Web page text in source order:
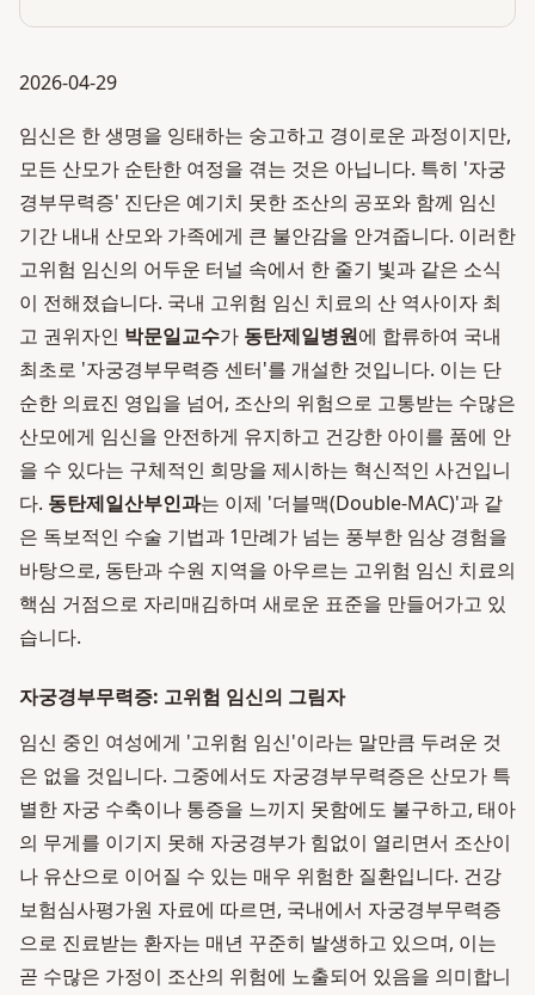
2026-04-29
임신은 한 생명을 잉태하는 숭고하고 경이로운 과정이지만,
모든 산모가 순탄한 여정을 겪는 것은 아닙니다. 특히 '자궁
경부무력증' 진단은 예기치 못한 조산의 공포와 함께 임신
기간 내내 산모와 가족에게 큰 불안감을 안겨줍니다. 이러한
고위험 임신의 어두운 터널 속에서 한 줄기 빛과 같은 소식
이 전해졌습니다. 국내 고위험 임신 치료의 산 역사이자 최
고 권위자인 박문일교수가 동탄제일병원에 합류하여 국내
최초로 '자궁경부무력증 센터'를 개설한 것입니다. 이는 단
순한 의료진 영입을 넘어, 조산의 위험으로 고통받는 수많은
산모에게 임신을 안전하게 유지하고 건강한 아이를 품에 안
을 수 있다는 구체적인 희망을 제시하는 혁신적인 사건입니
다. 동탄제일산부인과는 이제 '더블맥(Double-MAC)'과 같
은 독보적인 수술 기법과 1만례가 넘는 풍부한 임상 경험을
바탕으로, 동탄과 수원 지역을 아우르는 고위험 임신 치료의
핵심 거점으로 자리매김하며 새로운 표준을 만들어가고 있
습니다.
자궁경부무력증: 고위험 임신의 그림자
임신 중인 여성에게 '고위험 임신'이라는 말만큼 두려운 것
은 없을 것입니다. 그중에서도 자궁경부무력증은 산모가 특
별한 자궁 수축이나 통증을 느끼지 못함에도 불구하고, 태아
의 무게를 이기지 못해 자궁경부가 힘없이 열리면서 조산이
나 유산으로 이어질 수 있는 매우 위험한 질환입니다. 건강
보험심사평가원 자료에 따르면, 국내에서 자궁경부무력증
으로 진료받는 환자는 매년 꾸준히 발생하고 있으며, 이는
곧 수많은 가정이 조산의 위험에 노출되어 있음을 의미합니